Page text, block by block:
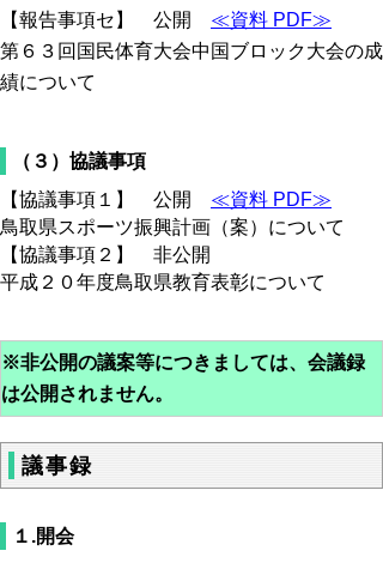
【報告事項セ】 公開 ≪資料 PDF≫
第６３回国民体育大会中国ブロック大会の成
績について
（３）協議事項
【協議事項１】 公開 ≪資料 PDF≫
鳥取県スポーツ振興計画（案）について
【協議事項２】 非公開
平成２０年度鳥取県教育表彰について
※非公開の議案等につきましては、会議録
は公開されません。
議事録
１.開会